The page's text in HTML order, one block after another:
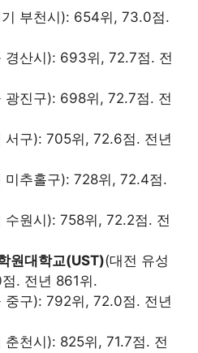
부천시): 654위, 73.0점.
경산시): 693위, 72.7점. 전
광진구): 698위, 72.7점. 전
서구): 705위, 72.6점. 전년
미추홀구): 728위, 72.4점.
수원시): 758위, 72.2점. 전
원대학교(UST)(대전 유성
. 전년 861위.
중구): 792위, 72.0점. 전년
춘천시): 825위, 71.7점. 전